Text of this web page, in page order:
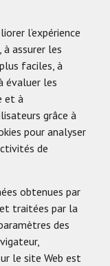
l’expérience
assurer les
faciles, à
évaluer les
et à
grâce à
pour analyser
de
obtenues par
traitées par la
des
le site Web est